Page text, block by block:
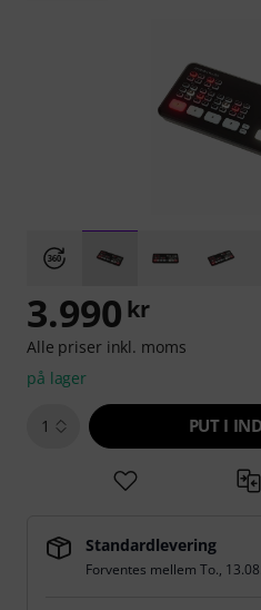
3.990 kr
Alle priser inkl. moms
på lager
1 PUT I
Standardlevering
Forventes mellem To., 13.08.